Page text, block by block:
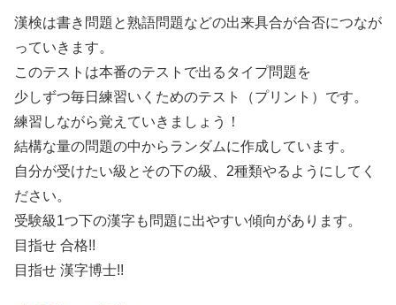
漢検は書き問題と熟語問題などの出来具合が合否につなが
っていきます。
このテストは本番のテストで出るタイプ問題を
少しずつ毎日練習いくためのテスト（プリント）です。
練習しながら覚えていきましょう！
結構な量の問題の中からランダムに作成しています。
自分が受けたい級とその下の級、2種類やるようにしてく
ださい。
受験級1つ下の漢字も問題に出やすい傾向があります。
目指せ 合格!!
目指せ 漢字博士!!